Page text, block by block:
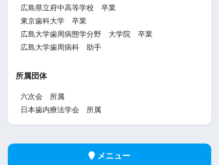
広島県立府中高等学校 卒業
東京歯科大学 卒業
広島大学歯周病態学分野 大学院 卒業
広島大学歯周病科 助手
所属団体
六次会 所属
日本歯内療法学会 所属
メニュー